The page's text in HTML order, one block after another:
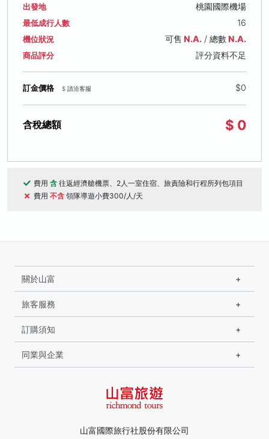
出發地 桃園國際機場
最低成行人數 16
機位狀況 可售 N.A./ 總數N.A.
商品評分 評分資料不足
訂金價格 $ 請洽客服 $0
含稅總額 $ 0
費用 含 往返經濟艙機票、2人一室住宿、旅責險和行程所列包項目
費用 不含 領隊導遊小費300/人/天
山富國際旅行社股份有限公司
關於山富
旅客服務
訂購須知
同業與企業